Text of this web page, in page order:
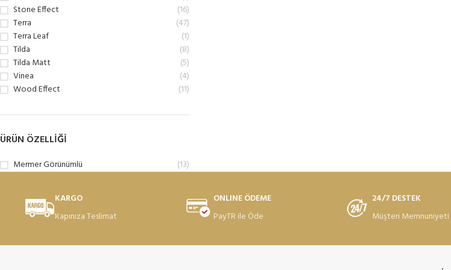
Stone Effect
(16)
Terra
(47)
Terra Leaf
(1)
Tilda
(8)
Tilda Matt
(5)
Vinea
(4)
Wood Effect
(11)
ÜRÜN ÖZELLIĞI
Mermer Görünümlü (13)
KARGO
Kapınıza Teslimat
ONLINE ÖDEME
PayTR ile Öde
24/7 DESTEK
Müşteri Memnuniyeti